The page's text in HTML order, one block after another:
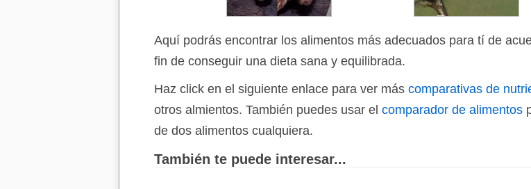
Aquí podrás encontrar los alimentos más adecuados para tí de
fin de conseguir una dieta sana y equilibrada.
Haz click en el siguiente enlace para ver más comparativas de
otros almientos. También puedes usar el comparador de alimentos
de dos alimentos cualquiera.
También te puede interesar...